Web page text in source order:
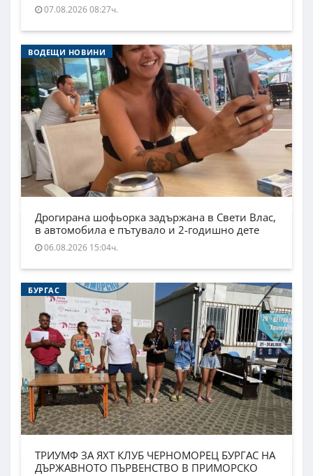
07.08.2026 08:27ч.
ВОДЕЩИ НОВИНИ
Дрогирана шофьорка задържана в Свети Влас,
в автомобила е пътувало и 2-годишно дете
06.08.2026 15:04ч.
БУРГАС
ТРИУМФ ЗА ЯХТ КЛУБ ЧЕРНОМОРЕЦ БУРГАС НА
ДЪРЖАВНОТО ПЪРВЕНСТВО В ПРИМОРСКО